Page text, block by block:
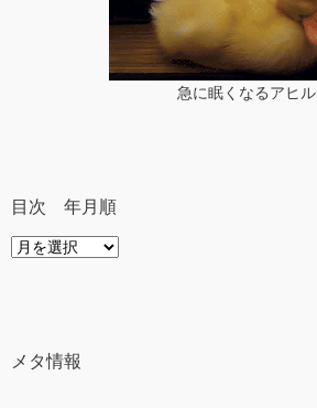
急に眠くなるアヒル
目次 年月順
目
メタ情報